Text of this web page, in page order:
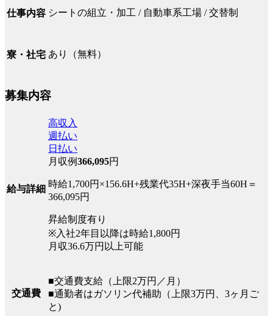
仕事内容 シートの組立・加工 / 自動車系工場 / 交替制
寮・社宅 あり（無料）
募集内容
給与詳細
高収入
週払い
日払い
月収例366,095円
時給1,700円×156.6H+残業代35H+深夜手当60H＝
366,095円
昇給制度有り
※入社2年目以降は時給1,800円
月収36.6万円以上可能
交通費
■交通費支給（上限2万円／月）
■通勤者はガソリン代補助（上限3万円、3ヶ月ご
と)